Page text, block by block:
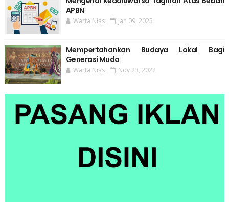
APBN
Warta Nias Jan 09, 2023
Mempertahankan Budaya Lokal Bagi
Generasi Muda
Warta Nias Nov 23, 2022